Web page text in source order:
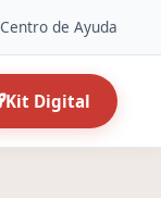
Centro de Ayuda
Kit Digital